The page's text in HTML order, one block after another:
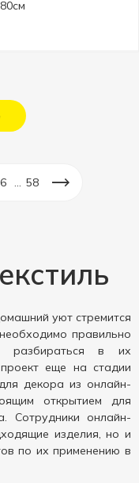
6 58
уют стремится
правильно
разбираться в их
еще на стадии
декора из онлайн-
открытием для
Сотрудники онлайн-
изделия, но и
по их применению в